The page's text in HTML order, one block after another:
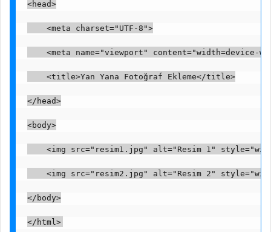
<head>
    <meta charset="UTF-8">
<meta name="viewport" content="width=device-
    <title>Yan Yana Fotoğraf Ekleme</title>
</head>
<body>
<img src="resim1.jpg" alt="Resim 1"
<img src="resim2.jpg" alt="Resim 2"
</body>
</html>